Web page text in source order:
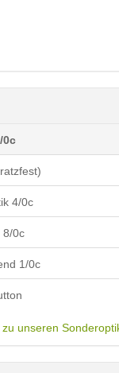
0c
4/0c
0c
1/0c
unseren